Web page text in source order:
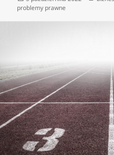
publikacji
problemy prawne